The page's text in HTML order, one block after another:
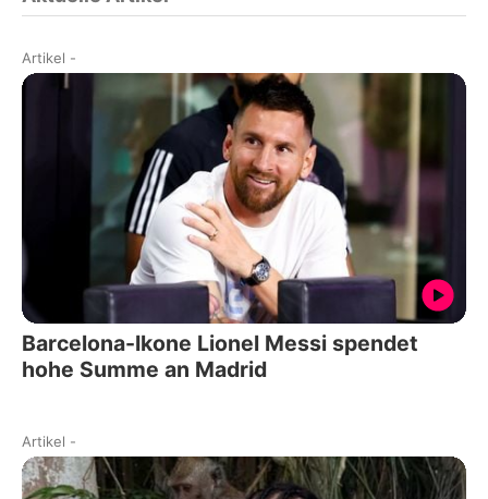
Artikel -
Barcelona-Ikone Lionel Messi spendet
hohe Summe an Madrid
Artikel -